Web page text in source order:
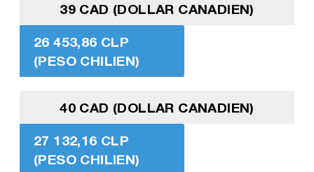
39 CAD (DOLLAR CANADIEN)
26 453,86 CLP
(PESO CHILIEN)
40 CAD (DOLLAR CANADIEN)
27 132,16 CLP
(PESO CHILIEN)